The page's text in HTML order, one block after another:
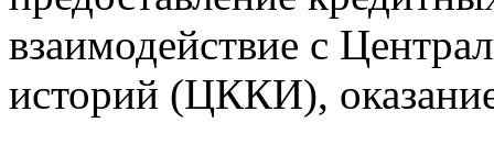
взаимодействие с
историй (ЦККИ),